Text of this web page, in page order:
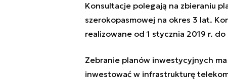
Konsultacje polegają na zbieraniu
szerokopasmowej na okres 3 lat.
realizowane od 1 stycznia 2019 r.
Zebranie planów inwestycyjnych
inwestować w infrastrukturę